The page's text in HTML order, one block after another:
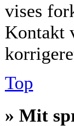
vises
Kontakt
Top
» Mit